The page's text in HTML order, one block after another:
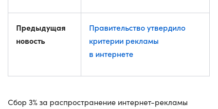
Предыдущая
новость
Правительство утвердило
критерии рекламы
в интернете
Сбор 3% за распространение интернет-рекламы